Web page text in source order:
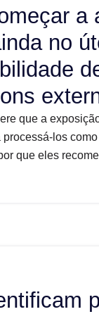
a
no
que a
processá-los
que eles